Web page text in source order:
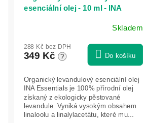
esenciální olej - 10 ml - INA
Skladem
288 Kč bez DPH
349 Kč ? Do košíku
Organický levandulový esenciální olej
INA Essentials je 100% přírodní olej
získaný z ekologicky pěstované
levandule. Vyniká vysokým obsahem
linaloolu a linalylacetátu, které mu...